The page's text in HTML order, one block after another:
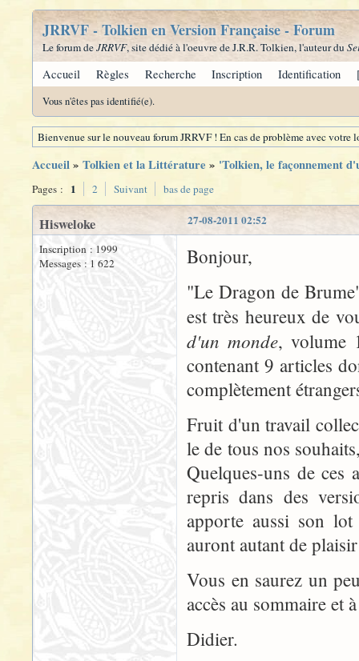
JRRVF - Tolkien en Version Française - Forum
Le forum deJRRVF, site dédié à l'oeuvre de J.R.R. Tolkien, l'auteur du
Accueil Règles Recherche Inscription Identification
Vous n'êtes pas identifié(e).
Bienvenue sur le nouveau forum JRRVF ! En cas de problème avec
Accueil» Tolkien et la Littérature » 'Tolkien, le façonnement
Pages : 1 2 Suivant bas de page
27-08-2011 02:52
Hisweloke
Inscription : 1999
Messages : 1 622
Bonjour,
"Le Dragon de
est très heureux de
d'un monde, volume
contenant 9 articles
complètement
Fruit d'un travail
le de tous nos
Quelques-uns de ces
repris dans des
apporte aussi son
auront autant de
Vous en saurez un
accès au sommaire et
Didier.